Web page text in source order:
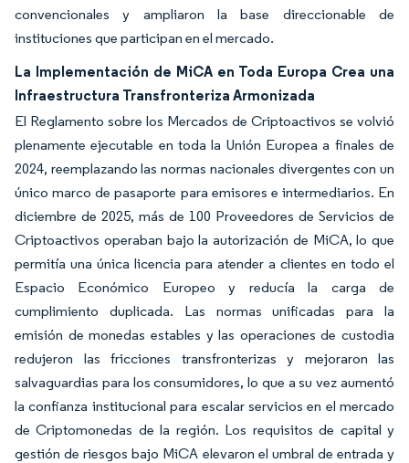
convencionales y ampliaron la base direccionable de
instituciones que participan en el mercado.
La Implementación de MiCA en Toda Europa Crea una
Infraestructura Transfronteriza Armonizada
El Reglamento sobre los Mercados de Criptoactivos se volvió
plenamente ejecutable en toda la Unión Europea a finales de
2024, reemplazando las normas nacionales divergentes con un
único marco de pasaporte para emisores e intermediarios. En
diciembre de 2025, más de 100 Proveedores de Servicios de
Criptoactivos operaban bajo la autorización de MiCA, lo que
permitía una única licencia para atender a clientes en todo el
Espacio Económico Europeo y reducía la carga de
cumplimiento duplicada. Las normas unificadas para la
emisión de monedas estables y las operaciones de custodia
redujeron las fricciones transfronterizas y mejoraron las
salvaguardias para los consumidores, lo que a su vez aumentó
la confianza institucional para escalar servicios en el mercado
de Criptomonedas de la región. Los requisitos de capital y
gestión de riesgos bajo MiCA elevaron el umbral de entrada y